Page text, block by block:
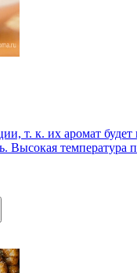
т. к. их аромат
Высокая температура